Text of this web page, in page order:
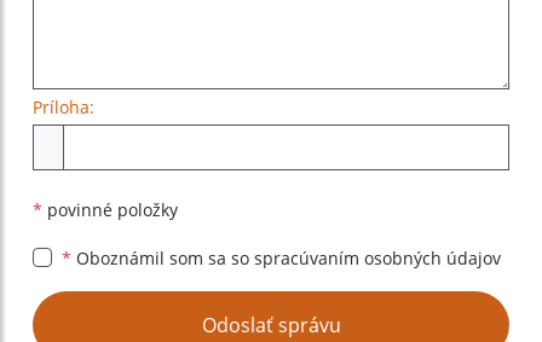
Príloha:
* povinné položky
* Oboznámil som sa so spracúvaním osobných údajov
Google reCaptcha Response
Odoslať správu